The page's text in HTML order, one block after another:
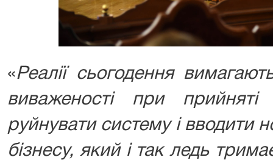
«Реалії сьогодення
виваженості при прийняті
руйнувати систему і вводити
бізнесу, який і так ледь